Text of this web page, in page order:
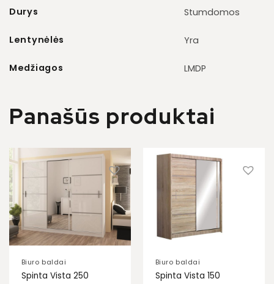
Durys Stumdomos
Lentynėlės Yra
Medžiagos LMDP
Panašūs produktai
Biuro baldai
Spinta Vista 250
Biuro baldai
Spinta Vista 150